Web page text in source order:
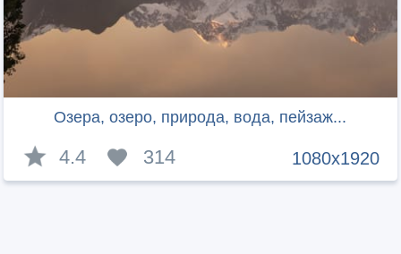
Озера, озеро, природа, вода, пейзаж...
1080x1920
4.4 314